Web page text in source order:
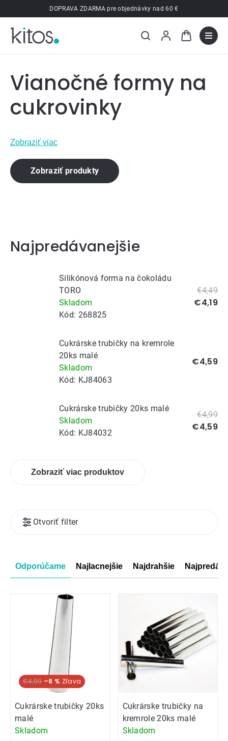
na
obsah
DOPRAVA ZDARMA pre objednávky nad 60 €
Vianočné formy na
cukrovinky
Zobraziť viac
Zobraziť produkty
Najpredávanejšie
Silikónová forma na čokoládu
TORO
Skladom
Kód: 268825
€4,49
€4,19
Cukrárske trubičky na kremrole
20ks malé
Skladom
Kód: KJ84063
€4,59
Cukrárske trubičky 20ks malé
Skladom
Kód: KJ84032
€4,99
€4,59
Zobraziť viac produktov
Radenie
produktov
Odporúčame Najlacnejšie Najdrahšie
Otvoriť filter
Výpis
€4,99 –8 %
Cukrárske trubičky 20ks
malé
Skladom
Cukrárske trubičky na
kremrole 20ks malé
Skladom